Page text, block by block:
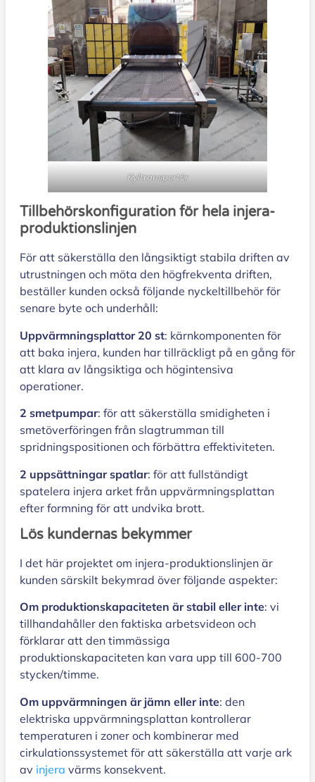
Kyltransportör
Tillbehörskonfiguration för hela injera-
produktionslinjen
För att säkerställa den långsiktigt stabila driften av
utrustningen och möta den högfrekventa driften,
beställer kunden också följande nyckeltillbehör för
senare byte och underhåll:
Uppvärmningsplattor 20 st: kärnkomponenten för
att baka injera, kunden har tillräckligt på en gång för
att klara av långsiktiga och högintensiva
operationer.
2 smetpumpar: för att säkerställa smidigheten i
smetöverföringen från slagtrumman till
spridningspositionen och förbättra effektiviteten.
2 uppsättningar spatlar: för att fullständigt
spatelera injera arket från uppvärmningsplattan
efter formning för att undvika brott.
Lös kundernas bekymmer
I det här projektet om injera-produktionslinjen är
kunden särskilt bekymrad över följande aspekter:
Om produktionskapaciteten är stabil eller inte: vi
tillhandahåller den faktiska arbetsvideon och
förklarar att den timmässiga
produktionskapaciteten kan vara upp till 600-700
stycken/timme.
Om uppvärmningen är jämn eller inte: den
elektriska uppvärmningsplattan kontrollerar
temperaturen i zoner och kombinerar med
cirkulationssystemet för att säkerställa att varje ark
av injera värms konsekvent.